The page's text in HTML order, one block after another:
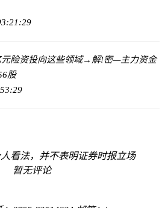
元险资投向这些领域→ 解!密—主力资金
股
看法，并不表明证券时报立场
暂无评论